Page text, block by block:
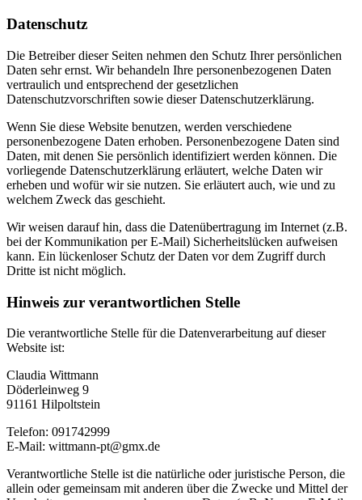
Datenschutz
Die Betreiber dieser Seiten nehmen den Schutz Ihrer persönlichen
Daten sehr ernst. Wir behandeln Ihre personenbezogenen Daten
vertraulich und entsprechend der gesetzlichen
Datenschutzvorschriften sowie dieser Datenschutzerklärung.
Wenn Sie diese Website benutzen, werden verschiedene
personenbezogene Daten erhoben. Personenbezogene Daten sind
Daten, mit denen Sie persönlich identifiziert werden können. Die
vorliegende Datenschutzerklärung erläutert, welche Daten wir
erheben und wofür wir sie nutzen. Sie erläutert auch, wie und zu
welchem Zweck das geschieht.
Wir weisen darauf hin, dass die Datenübertragung im Internet (z.B.
bei der Kommunikation per E-Mail) Sicherheitslücken aufweisen
kann. Ein lückenloser Schutz der Daten vor dem Zugriff durch
Dritte ist nicht möglich.
Hinweis zur verantwortlichen Stelle
Die verantwortliche Stelle für die Datenverarbeitung auf dieser
Website ist:
Claudia Wittmann
Döderleinweg 9
91161 Hilpoltstein
Telefon: 091742999
E-Mail: wittmann-pt@gmx.de
Verantwortliche Stelle ist die natürliche oder juristische Person, die
allein oder gemeinsam mit anderen über die Zwecke und Mittel der